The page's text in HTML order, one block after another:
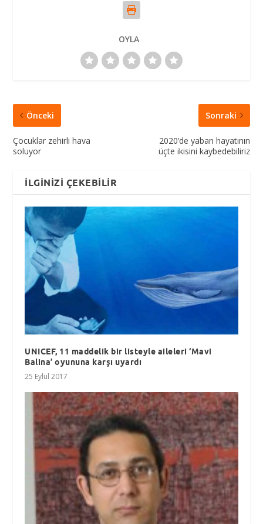
OYLA
Önceki
Çocuklar zehirli hava
soluyor
Sonraki
2020’de yaban hayatının
üçte ikisini kaybedebiliriz
İLGINIZI ÇEKEBILIR
UNICEF, 11 maddelik bir listeyle aileleri ‘Mavi
Balina’ oyununa karşı uyardı
25 Eylül 2017